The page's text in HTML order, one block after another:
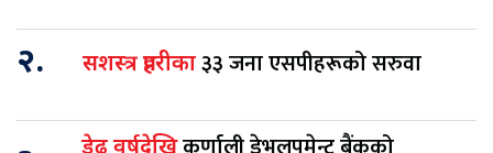
२. सशस्त्र प्रहरीका३३ जना एसपीहरूको सरुवा